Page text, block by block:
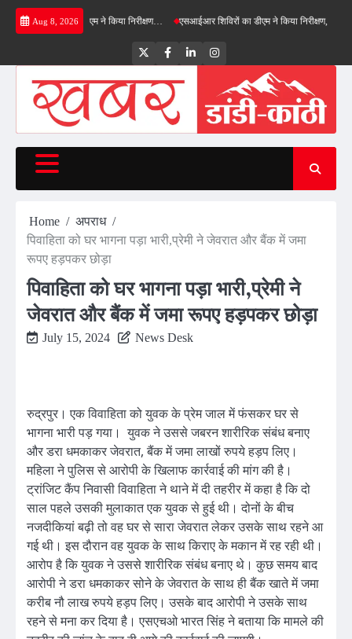
Skip
Aug 8, 2026
बाईपास का डीएम ने किया निरीक्षण… एसआईआर शिविरों का डीएम ने किया निरीक्षण, बोले—कोई
TwitterFacebookLinkedInInstagram
Home
अपराध
पिवाहिता को घर भागना पड़ा भारी,प्रेमी ने जेवरात और बैंक में जमा
रूपए हड़पकर छोड़ा
पिवाहिता को घर भागना पड़ा भारी,प्रेमी ने
जेवरात और बैंक में जमा रूपए हड़पकर छोड़ा
July 15, 2024 News Desk
रुद्रपुर। एक विवाहिता को युवक के प्रेम जाल में फंसकर घर से
भागना भारी पड़ गया। युवक ने उससे जबरन शारीरिक संबंध बनाए
और डरा धमकाकर जेवरात, बैंक में जमा लाखों रुपये हड़प लिए।
महिला ने पुलिस से आरोपी के खिलाफ कार्रवाई की मांग की है।
ट्रांजिट कैंप निवासी विवाहिता ने थाने में दी तहरीर में कहा है कि दो
साल पहले उसकी मुलाकात एक युवक से हुई थी। दोनों के बीच
नजदीकियां बढ़ी तो वह घर से सारा जेवरात लेकर उसके साथ रहने आ
गई थी। इस दौरान वह युवक के साथ किराए के मकान में रह रही थी।
आरोप है कि युवक ने उससे शारीरिक संबंध बनाए थे। कुछ समय बाद
आरोपी ने डरा धमकाकर सोने के जेवरात के साथ ही बैंक खाते में जमा
करीब नौ लाख रुपये हड़प लिए। उसके बाद आरोपी ने उसके साथ
रहने से मना कर दिया है। एसएचओ भारत सिंह ने बताया कि मामले की